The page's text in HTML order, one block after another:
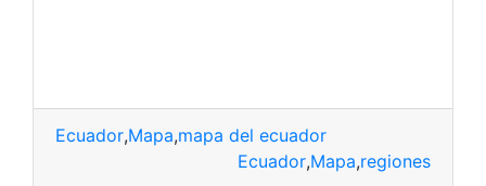
Ecuador,Mapa,mapa del ecuador
Ecuador,Mapa,regiones